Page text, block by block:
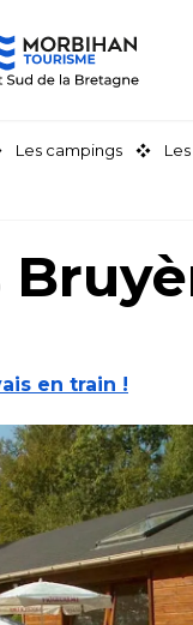
Les campings
en train !